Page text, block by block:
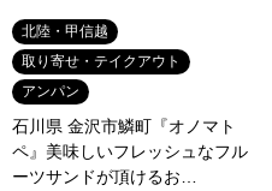
北陸・甲信越
取り寄せ・テイクアウト
アンパン
石川県 金沢市鱗町『オノマト
ペ』美味しいフレッシュなフル
ーツサンドが頂けるお…